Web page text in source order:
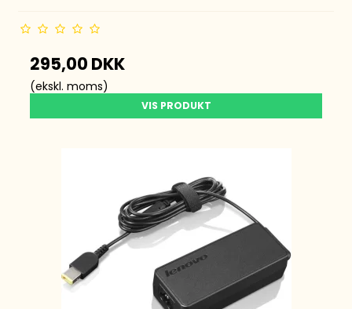
295,00 DKK
(ekskl. moms)
VIS PRODUKT